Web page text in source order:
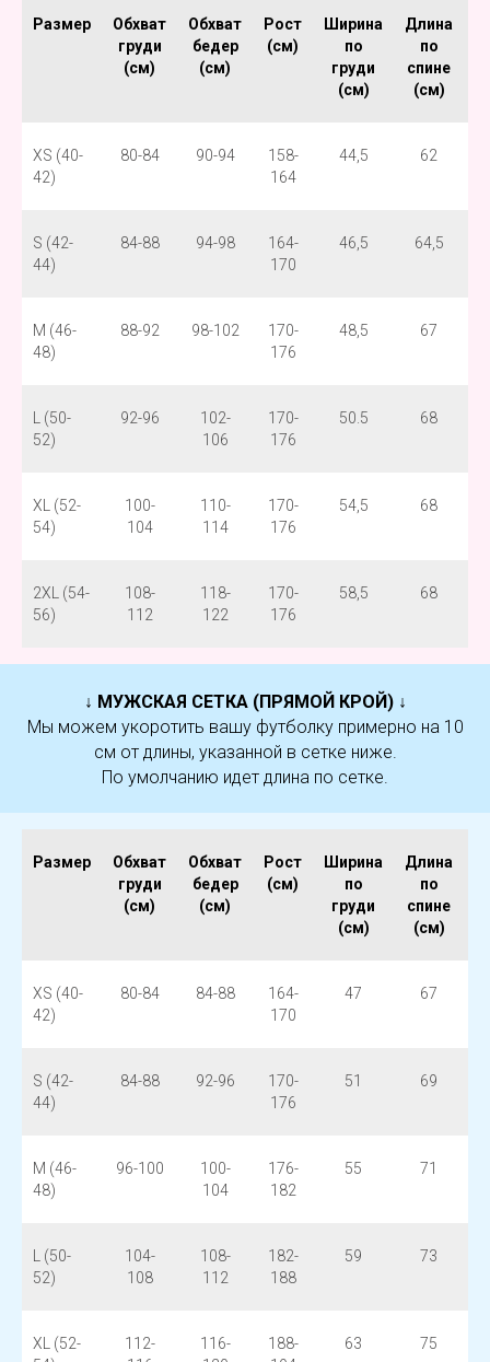
Размер
Обхват
груди
(см)
Обхват
бедер
(см)
Рост
(см)
Ширина
по
груди
(см)
Длина
по
спине
(см)
XS (40-
42)
80-84 90-94
158-
164
44,5 62
S (42-
44)
84-88 94-98
164-
170
46,5 64,5
M (46-
48)
88-92 98-102
170-
176
48,5 67
L (50-
52)
92-96
102-
106
170-
176
50.5 68
XL (52-
54)
100-
104
110-
114
170-
176
54,5 68
2XL (54-
56)
108-
112
118-
122
170-
176
58,5 68
↓ МУЖСКАЯ СЕТКА (ПРЯМОЙ КРОЙ) ↓
Мы можем укоротить вашу футболку примерно на 10
см от длины, указанной в сетке ниже.
По умолчанию идет длина по сетке.
Размер
Обхват
груди
(см)
Обхват
бедер
(см)
Рост
(см)
Ширина
по
груди
(см)
Длина
по
спине
(см)
XS (40-
42)
80-84 84-88
164-
170
47 67
S (42-
44)
84-88 92-96
170-
176
51 69
M (46-
48)
96-100
100-
104
176-
182
55 71
L (50-
52)
104-
108
108-
112
182-
188
59 73
XL (52-
112-
116-
188-
63 75